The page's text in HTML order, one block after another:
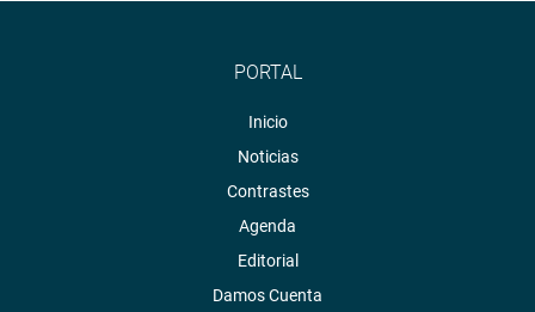
PORTAL
Inicio
Noticias
Contrastes
Agenda
Editorial
Damos Cuenta